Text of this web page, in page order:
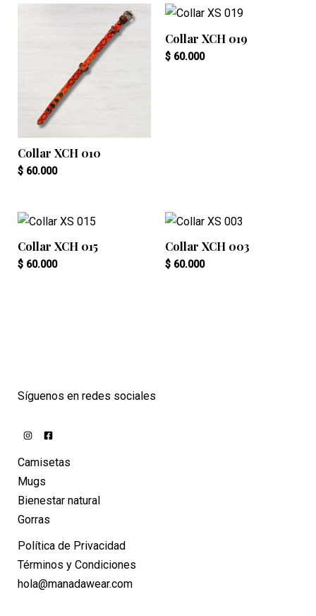
Collar XCH 010
$60.000
Collar XCH 019
$ 60.000
Collar XCH 015
$60.000
Collar XCH 003
$ 60.000
Síguenos en redes sociales
Camisetas
Mugs
Bienestar natural
Gorras
Política de Privacidad
Términos y Condiciones
hola@manadawear.com